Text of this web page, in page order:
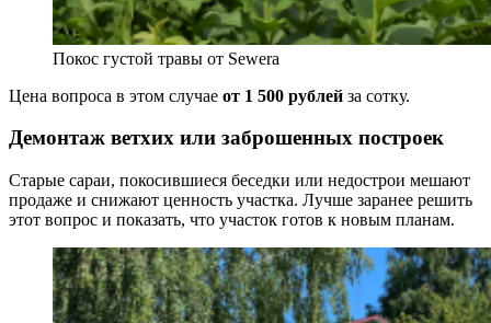
Покос густой травы от Sewera
Цена вопроса в этом случае от 1 500 рублей за сотку.
Демонтаж ветхих или заброшенных построек
Старые сараи, покосившиеся беседки или недострои мешают
продаже и снижают ценность участка. Лучше заранее решить
этот вопрос и показать, что участок готов к новым планам.